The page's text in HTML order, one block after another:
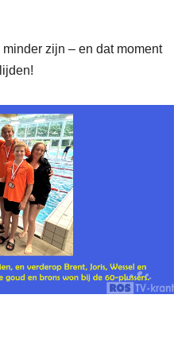
zijn – en dat moment